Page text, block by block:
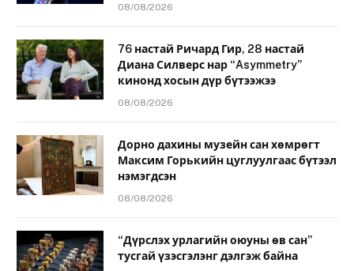
08/08/2026
76 настай Ричард Гир, 28 настай
Диана Силверс нар “Asymmetry”
кинонд хосын дүр бүтээжээ
08/08/2026
Дорно дахины музейн сан хөмрөгт
Максим Горькийн цуглуулгаас бүтээл
нэмэгдсэн
08/08/2026
“Дүрслэх урлагийн оюуны өв сан”
тусгай үзэсгэлэнг дэлгэж байна